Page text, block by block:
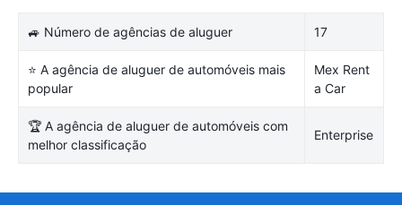
🚙 Número de agências de aluguer 17
⭐ A agência de aluguer de automóveis mais
popular
Mex Rent
a Car
🏆 A agência de aluguer de automóveis com
melhor classificação
Enterprise